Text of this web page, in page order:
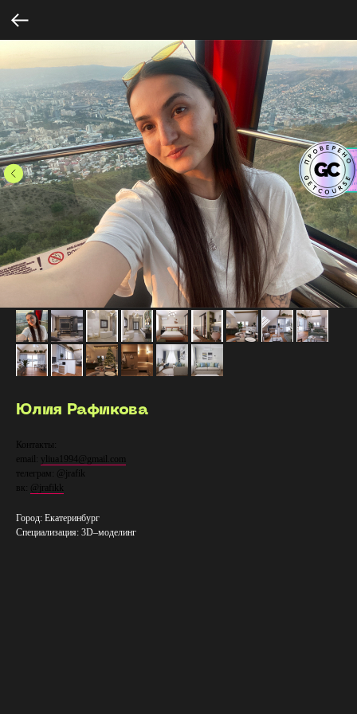
Юлия Рафикова
Контакты:
email: yliua1994@gmail.com
телеграм: @jrafik
вк:
@jrafikk
Город: Екатеринбург
Специализация: 3D–​моделинг